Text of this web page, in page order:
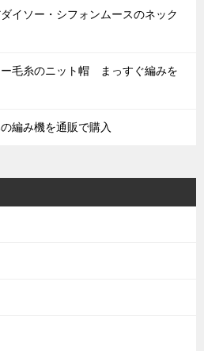
イソー・シフォンムースのネック
毛糸のニット帽 まっすぐ編みを
編み機を通販で購入